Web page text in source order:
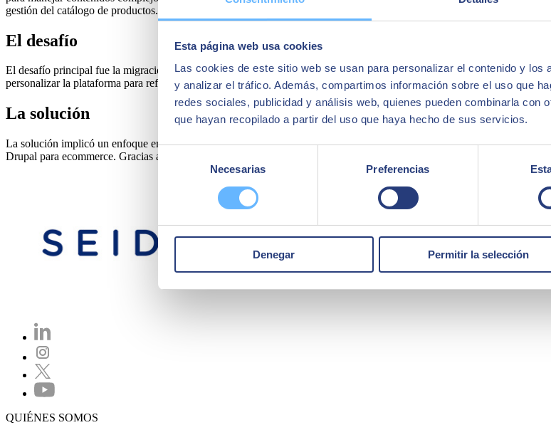
Esta página web usa cookies
Las cookies de este sitio web se usan para personalizar el contenido y los
y analizar el tráfico. Además, compartimos información sobre el uso que
redes sociales, publicidad y análisis web, quienes pueden combinarla con
que hayan recopilado a partir del uso que haya hecho de sus servicios.
Selección
consentimiento
Necesarias Preferencias
Denegar Permitir la selección
gestión del catálogo de productos.
El desafío
El desafío principal fue la migración de datos desde una plataforma anterior obsoleta aDrupal, asegurando la integridad
personalizar la plataforma para reflejar la identidad de la marca Colnatur y adaptarse a las necesidades específicas del
La solución
La solución implicó un enfoque en fases, comenzando con un análisis detallado de los requisitos y una planificación
Drupal para ecommerce. Gracias a esta implementación,
, escalable y eficiente
QUIÉNES SOMOS